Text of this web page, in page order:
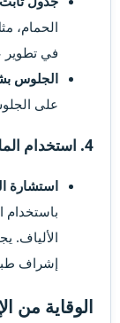
الحمام،
في تطوير
الجلوس
على
4. استخدام الملينات بحذر​
استشارة
باستخدام
الألياف.
إشراف
الوقاية من